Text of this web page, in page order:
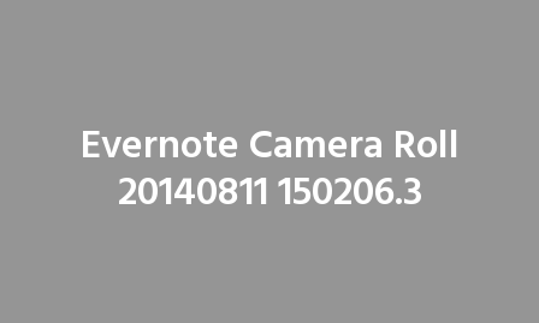
Evernote Camera Roll
20140811 150206.3